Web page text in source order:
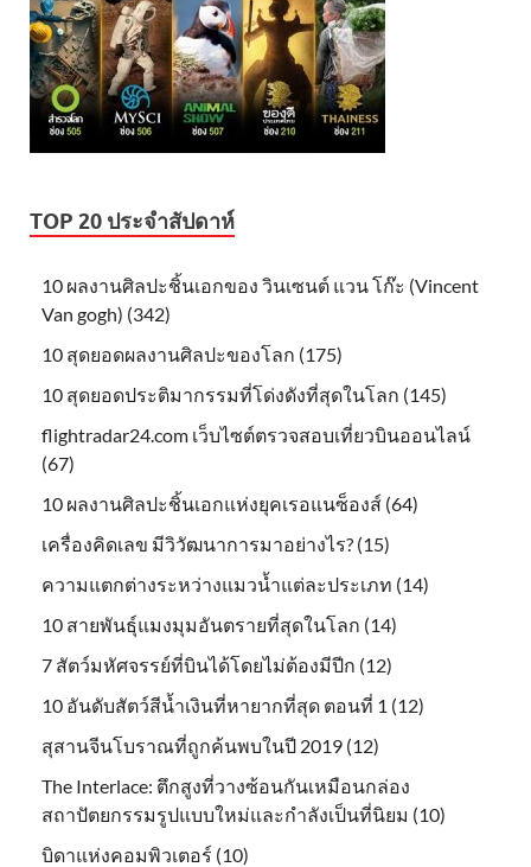
TOP 20 ประจำสัปดาห์
10 ผลงานศิลปะชิ้นเอกของ วินเซนต์ แวน โก๊ะ (Vincent
Van gogh) (342)
10 สุดยอดผลงานศิลปะของโลก (175)
10 สุดยอดประติมากรรมที่โด่งดังที่สุดในโลก (145)
flightradar24.com เว็บไซต์ตรวจสอบเที่ยวบินออนไลน์
(67)
10 ผลงานศิลปะชิ้นเอกแห่งยุคเรอแนซ็องส์ (64)
เครื่องคิดเลข มีวิวัฒนาการมาอย่างไร? (15)
ความแตกต่างระหว่างแมวน้ำแต่ละประเภท (14)
10 สายพันธุ์แมงมุมอันตรายที่สุดในโลก (14)
7 สัตว์มหัศจรรย์ที่บินได้โดยไม่ต้องมีปีก (12)
10 อันดับสัตว์สีน้ำเงินที่หายากที่สุด ตอนที่ 1 (12)
สุสานจีนโบราณที่ถูกค้นพบในปี 2019 (12)
The Interlace: ตึกสูงที่วางซ้อนกันเหมือนกล่อง
สถาปัตยกรรมรูปแบบใหม่และกำลังเป็นที่นิยม (10)
บิดาแห่งคอมพิวเตอร์ (10)